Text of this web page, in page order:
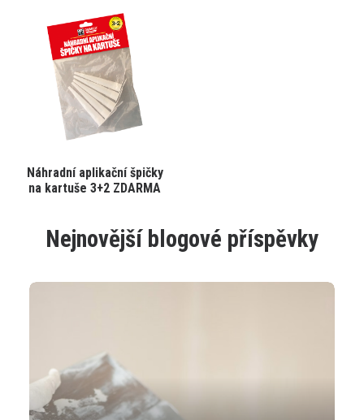
vybrat
stránce
produktu
VYBRAT VARIANTU
Tento
produkt
má
variant.
Varianty
vybrat
Náhradní aplikační špičky
na kartuše 3+2 ZDARMA
Nejnovější blogové příspěvky